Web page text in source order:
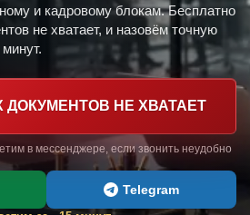
и кадровому блокам. Бесплатно
не хватает, и назовём точную
ДОКУМЕНТОВ НЕ ХВАТАЕТ
в мессенджере, если звонить неудобно
Telegram